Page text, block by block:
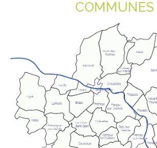
COMMUNES